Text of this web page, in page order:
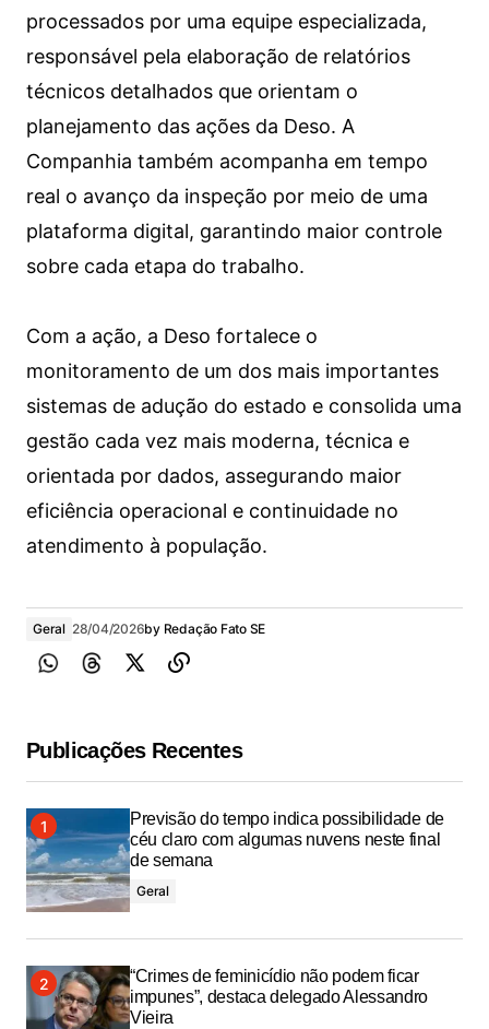
processados por uma equipe especializada,
responsável pela elaboração de relatórios
técnicos detalhados que orientam o
planejamento das ações da Deso. A
Companhia também acompanha em tempo
real o avanço da inspeção por meio de uma
plataforma digital, garantindo maior controle
sobre cada etapa do trabalho.
Com a ação, a Deso fortalece o
monitoramento de um dos mais importantes
sistemas de adução do estado e consolida uma
gestão cada vez mais moderna, técnica e
orientada por dados, assegurando maior
eficiência operacional e continuidade no
atendimento à população.
Geral 28/04/2026by Redação Fato SE
Publicações Recentes
Previsão do tempo indica possibilidade de
céu claro com algumas nuvens neste final
de semana
Geral
“Crimes de feminicídio não podem ficar
impunes”, destaca delegado Alessandro
Vieira